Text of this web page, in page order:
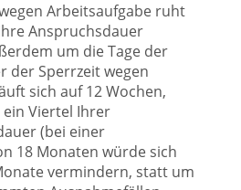
Arbeitsaufgabe ruht
Anspruchsdauer
um die Tage der
der Sperrzeit wegen
sich auf 12 Wochen,
Viertel Ihrer
(bei einer
18 Monaten würde sich
vermindern, statt um